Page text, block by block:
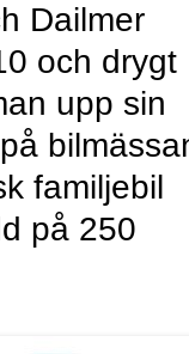
Dailmer
och drygt
upp sin
familjebil
på 250